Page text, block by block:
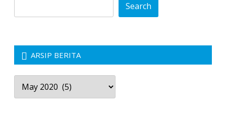
Search
ARSIP BERITA
Arsip
Berita